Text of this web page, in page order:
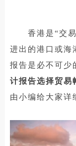
香港是“交易
进出的港口或海
报告是必不可少
计报告选择贸易
由小编给大家详